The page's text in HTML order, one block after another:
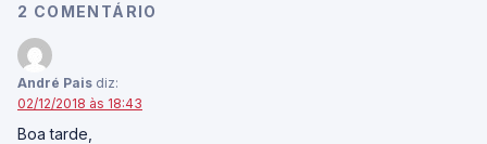
2 COMENTÁRIO
André Pais diz:
02/12/2018 às 18:43
Boa tarde,